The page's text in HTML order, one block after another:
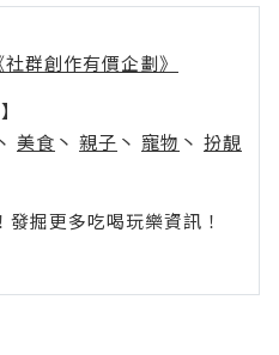
群創作有價企劃》
美食 丶 親子 丶 寵物 丶 扮靚
掘更多吃喝玩樂資訊！